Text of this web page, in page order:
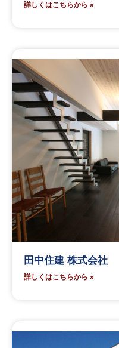
詳しくはこちらから »
田中住建 株式会社
詳しくはこちらから »